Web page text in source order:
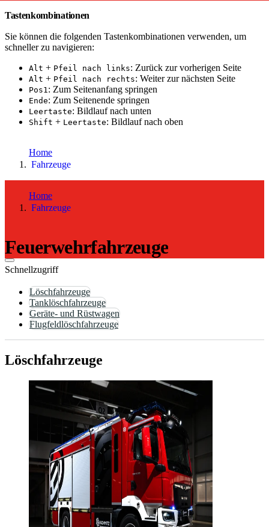
Tastenkombinationen
Sie können die folgenden Tastenkombinationen verwenden, um
schneller zu navigieren:
Alt + Pfeil nach links: Zurück zur vorherigen Seite
Alt + Pfeil nach rechts: Weiter zur nächsten Seite
Pos1: Zum Seitenanfang springen
Ende: Zum Seitenende springen
Leertaste: Bildlauf nach unten
Shift + Leertaste: Bildlauf nach oben
Home
Fahrzeuge
Home
Fahrzeuge
Feuerwehrfahrzeuge
Schnellzugriff
Löschfahrzeuge
Tanklöschfahrzeuge
Geräte- und Rüstwagen
Flugfeldlöschfahrzeuge
Löschfahrzeuge